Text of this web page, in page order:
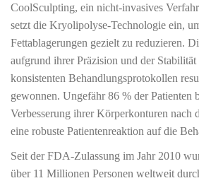
CoolSculpting, ein nicht-invasives
setzt die Kryolipolyse-Technologie ein,
Fettablagerungen gezielt zu reduzieren.
aufgrund ihrer Präzision und der Stabilität
konsistenten Behandlungsprotokollen
gewonnen. Ungefähr 86 % der Patienten
Verbesserung ihrer Körperkonturen nach
eine robuste Patientenreaktion auf die
Seit der FDA-Zulassung im Jahr 2010
über 11 Millionen Personen weltweit